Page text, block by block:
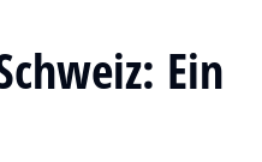
Ein